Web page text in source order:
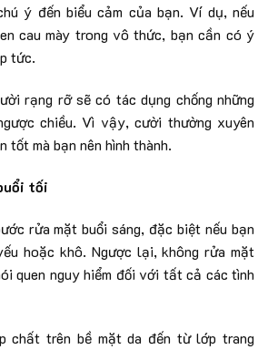
ý đến biểu cảm của bạn. Ví dụ, nếu
cau mày trong vô thức, bạn cần có ý
tức.
rạng rỡ sẽ có tác dụng chống những
chiều. Vì vậy, cười thường xuyên
tốt mà bạn nên hình thành.
tối
rửa mặt buổi sáng, đặc biệt nếu bạn
hoặc khô. Ngược lại, không rửa mặt
quen nguy hiểm đối với tất cả các tình
chất trên bề mặt da đến từ lớp trang